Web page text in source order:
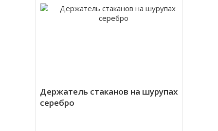
Держатель стаканов на шурупах
серебро